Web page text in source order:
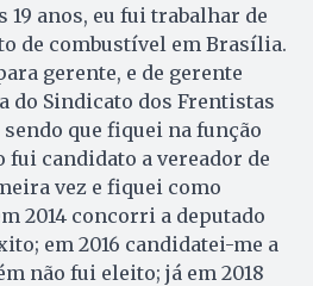
19 anos, eu fui trabalhar de
de combustível em Brasília.
gerente, e de gerente
do Sindicato dos Frentistas
que fiquei na função
fui candidato a vereador de
vez e fiquei como
2014 concorri a deputado
em 2016 candidatei-me a
não fui eleito; já em 2018